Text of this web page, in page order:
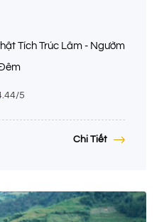
Tích Trúc Lâm - Ngườm
/5
Chi Tiết